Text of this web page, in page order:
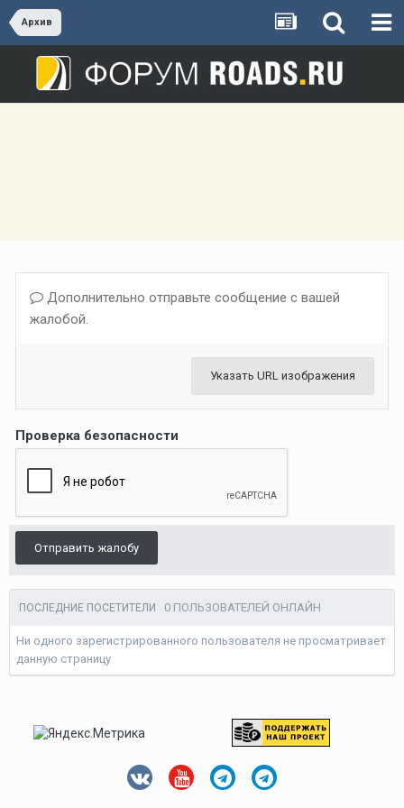
Архив
Дополнительно отправьте сообщение с вашей
жалобой.
Указать URL изображения
Проверка безопасности
Отправить жалобу
ПОСЛЕДНИЕ ПОСЕТИТЕЛИ 0 ПОЛЬЗОВАТЕЛЕЙ ОНЛАЙН
Ни одного зарегистрированного пользователя не просматривает
данную страницу